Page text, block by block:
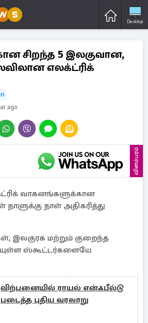
Desktop
சிறந்த 5 இலகுவான,
எலக்ட்ரிக்
ago
விளம்பரம்
வாகனங்களுக்கான
நாள் அதிகரித்து
இலகுரக மற்றும் குறைந்த
ஸ்கூட்டர்களையே
விற்பனையில் ராயல் என்ஃபீல்டு
படைத்த புதிய வரலாறு